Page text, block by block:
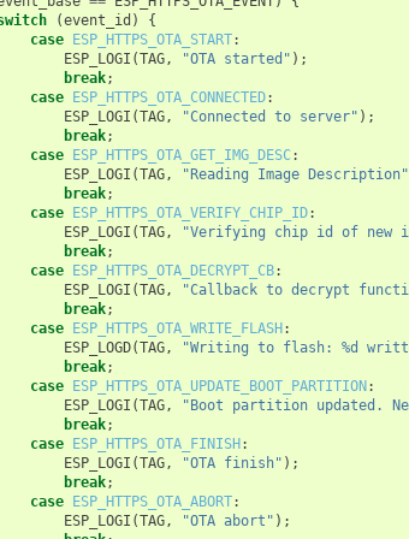
(event_id )
{
case ESP_HTTPS_OTA_START:
ESP_LOGI (TAG, "OTA started" );
break;
case ESP_HTTPS_OTA_CONNECTED:
ESP_LOGI (TAG, "Connected to server" );
break;
case ESP_HTTPS_OTA_GET_IMG_DESC:
ESP_LOGI (TAG, "Reading Image Description"
break;
case ESP_HTTPS_OTA_VERIFY_CHIP_ID:
ESP_LOGI (TAG, "Verifying chip id of new
break;
case ESP_HTTPS_OTA_DECRYPT_CB:
ESP_LOGI (TAG, "Callback to decrypt
break;
case ESP_HTTPS_OTA_WRITE_FLASH:
ESP_LOGD(TAG, "Writing to flash: %d
break;
case ESP_HTTPS_OTA_UPDATE_BOOT_PARTITION:
ESP_LOGI (TAG, "Boot partition updated.
break;
case ESP_HTTPS_OTA_FINISH:
ESP_LOGI (TAG, "OTA finish" );
break;
case ESP_HTTPS_OTA_ABORT:
ESP_LOGI (TAG, "OTA abort" );